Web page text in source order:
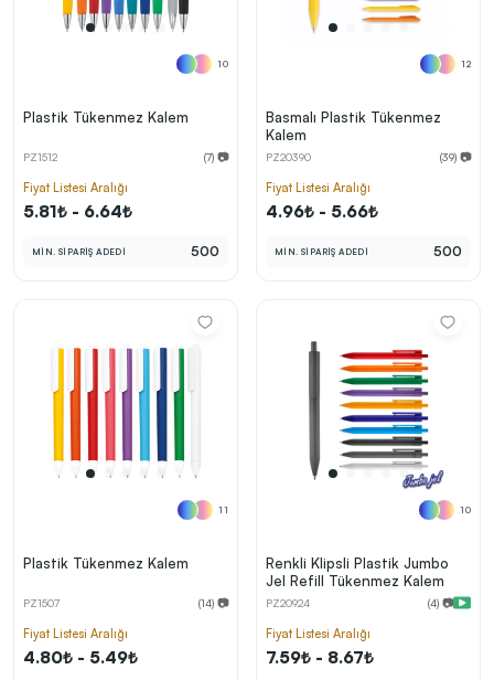
10
Plastik Tükenmez Kalem
PZ1512 (7) 📷
Fiyat Listesi Aralığı
5.81₺ - 6.64₺
MİN. SİPARİŞ ADEDİ 500
12
Basmalı Plastik Tükenmez
Kalem
PZ20390 (39) 📷
Fiyat Listesi Aralığı
4.96₺ - 5.66₺
MİN. SİPARİŞ ADEDİ 500
11
Plastik Tükenmez Kalem
PZ1507 (14) 📷
Fiyat Listesi Aralığı
4.80₺ - 5.49₺
10
Renkli Klipsli Plastik Jumbo
Jel Refill Tükenmez Kalem
PZ20924 (4) 📷
Fiyat Listesi Aralığı
7.59₺ - 8.67₺